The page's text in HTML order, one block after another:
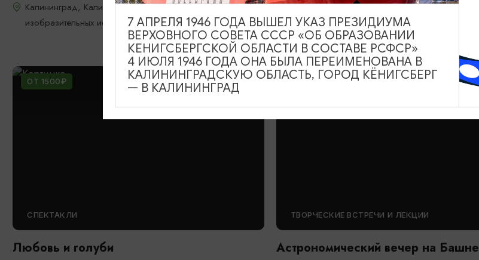
Калининград, Калининградский областной музей
изобразительных искусств
Калининград, Музей янтаря
ОТ 1500₽
СПЕКТАКЛИ
Любовь и голуби
ОТ 1500₽
ТВОРЧЕСКИЕ ВСТРЕЧИ И ЛЕКЦИИ
Астрономический вечер на Башне
7 АПРЕЛЯ 1946 ГОДА ВЫШЕЛ УКАЗ ПРЕЗИДИУМА
ВЕРХОВНОГО СОВЕТА СССР «ОБ ОБРАЗОВАНИИ
КЕНИГСБЕРГСКОЙ ОБЛАСТИ В СОСТАВЕ РСФСР»
4 ИЮЛЯ 1946 ГОДА ОНА БЫЛА ПЕРЕИМЕНОВАНА В
КАЛИНИНГРАДСКУЮ ОБЛАСТЬ, ГОРОД КЁНИГСБЕРГ
— В КАЛИНИНГРАД